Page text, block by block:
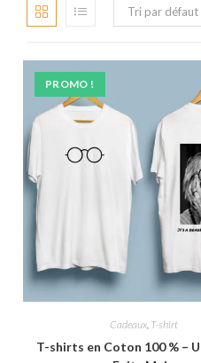
Tri par défaut
PROMO !
Cadeaux, T-shirt
T-shirts en Coton 100 % –